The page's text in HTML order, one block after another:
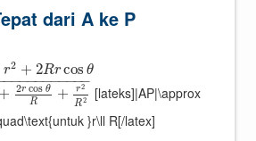
dari A ke P
r2 + 2Rrcos θ
+ 2r cos θ
R
+ r2
R2
−
−−−−−−−−−−
[lateks]|AP|\approx
}r\ll R[/latex]